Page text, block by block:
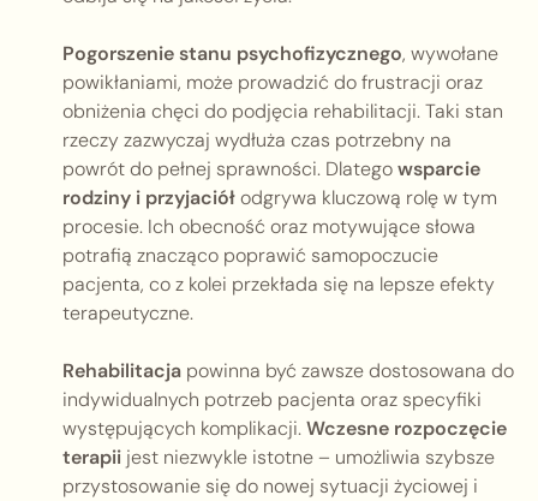
Pogorszenie stanu psychofizycznego, wywołane
powikłaniami, może prowadzić do frustracji oraz
obniżenia chęci do podjęcia rehabilitacji. Taki stan
rzeczy zazwyczaj wydłuża czas potrzebny na
powrót do pełnej sprawności. Dlategowsparcie
rodziny i przyjaciółodgrywa kluczową rolę w tym
procesie. Ich obecność oraz motywujące słowa
potrafią znacząco poprawić samopoczucie
pacjenta, co z kolei przekłada się na lepsze efekty
terapeutyczne.
Rehabilitacja powinna być zawsze dostosowana do
indywidualnych potrzeb pacjenta oraz specyfiki
występujących komplikacji.Wczesne rozpoczęcie
terapii jest niezwykle istotne – umożliwia szybsze
przystosowanie się do nowej sytuacji życiowej i